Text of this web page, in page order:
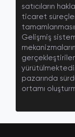
satıcıların
ticaret
Gelişmiş
pazarında
ortamı